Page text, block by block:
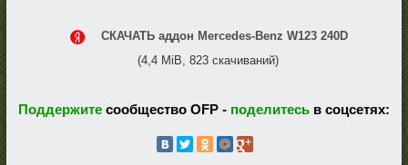
СКАЧАТЬ аддон Mercedes-Benz W123 240D
(4,4 MiB, 823 скачиваний)
Поддержите сообщество OFP - поделитесь в соцсетях: